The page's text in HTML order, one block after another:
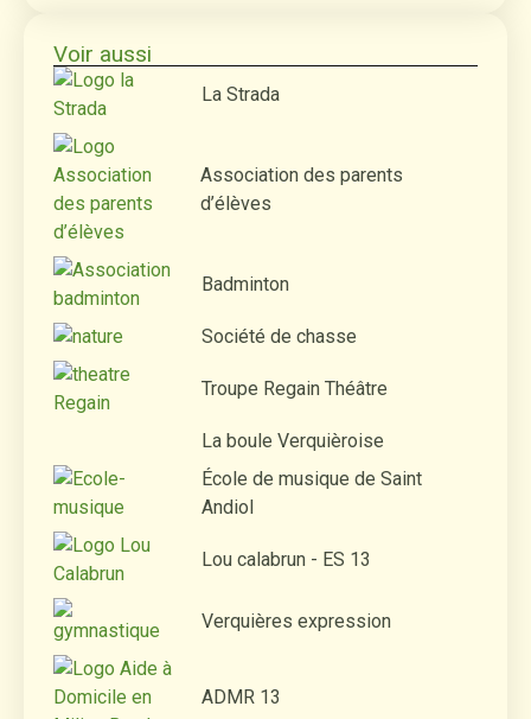
Voir aussi
La Strada
Association des parents
d’élèves
Badminton
Société de chasse
Troupe Regain Théâtre
La boule Verquièroise
École de musique de Saint
Andiol
Lou calabrun - ES 13
Verquières expression
ADMR 13